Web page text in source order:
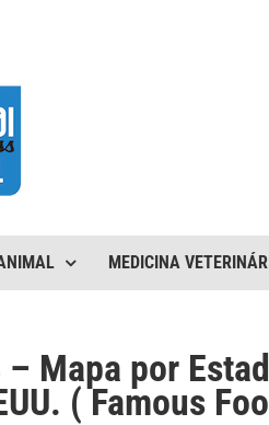
MEDICINA
– Mapa por
( Famous